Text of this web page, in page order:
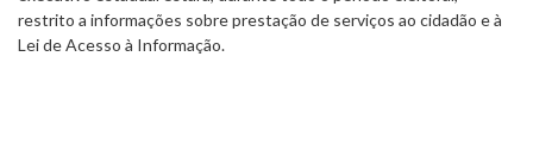
restrito a informações sobre prestação de serviços ao cidadão e à
Lei de Acesso à Informação.